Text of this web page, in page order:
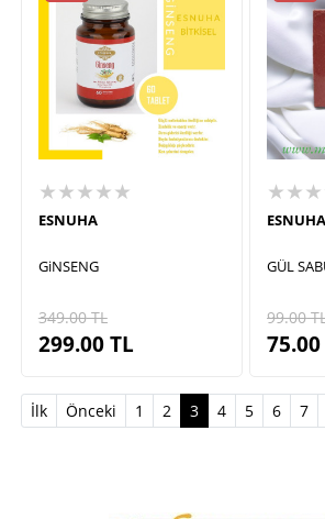
★★★★★
ESNUHA
GiNSENG
349.00TL
299.00TL
ESNUHA
GÜL
99.00
75.00
İlk Önceki 1 2 3(current)
4 5 6 7